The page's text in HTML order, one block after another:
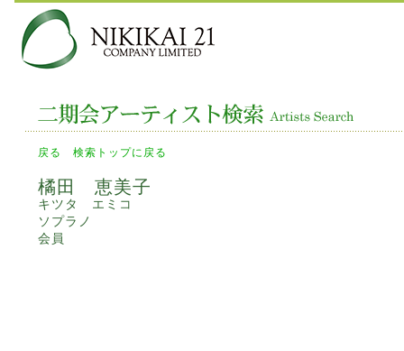
戻る 検索トップに戻る
橘田 恵美子
キツタ エミコ
ソプラノ
会員